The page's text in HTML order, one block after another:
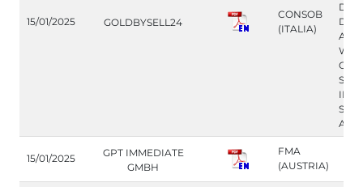
15/01/2025 GOLDBYSELL24
CONSOB
(ITALIA)
DE
A
SIN
15/01/2025
GPT IMMEDIATE
GMBH
FMA
(AUSTRIA)